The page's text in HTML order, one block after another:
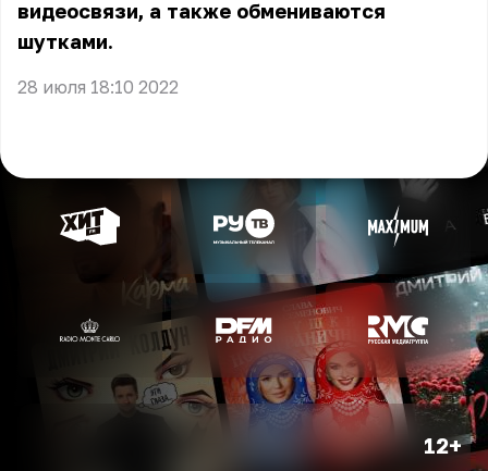
видеосвязи, а также обмениваются
шутками.
28 июля 18:10 2022
12+